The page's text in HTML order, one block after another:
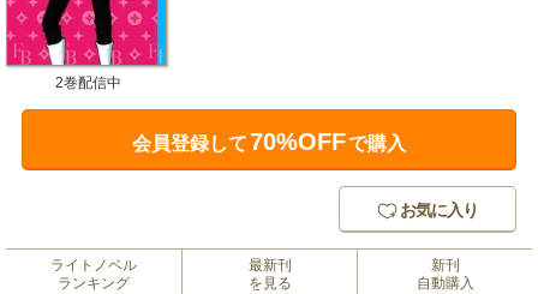
2巻配信中
会員登録して70%OFFで購入
お気に入り
ライトノベル
ランキング
最新刊
を見る
新刊
自動購入